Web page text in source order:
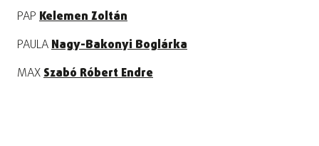
PAP Kelemen Zoltán
PAULANagy-Bakonyi Boglárka
MAXSzabó Róbert Endre